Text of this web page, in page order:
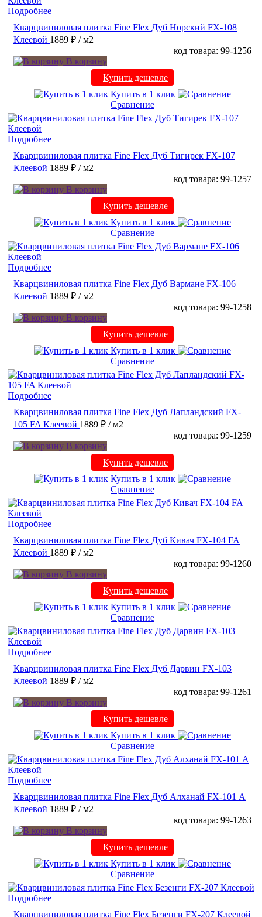
Подробнее
Кварцвиниловая плитка Fine Flex Дуб Норский FX-108
Клеевой 1889 ₽ / м2
код товара: 99-1256
В корзину
Купить дешевле
Купить в 1 клик
Сравнение
Подробнее
Кварцвиниловая плитка Fine Flex Дуб Тигирек FX-107
Клеевой 1889 ₽ / м2
код товара: 99-1257
В корзину
Купить дешевле
Купить в 1 клик
Сравнение
Подробнее
Кварцвиниловая плитка Fine Flex Дуб Вармане FX-106
Клеевой 1889 ₽ / м2
код товара: 99-1258
В корзину
Купить дешевле
Купить в 1 клик
Сравнение
Подробнее
Кварцвиниловая плитка Fine Flex Дуб Лапландский FX-
105 FA Клеевой 1889 ₽ / м2
код товара: 99-1259
В корзину
Купить дешевле
Купить в 1 клик
Сравнение
Подробнее
Кварцвиниловая плитка Fine Flex Дуб Кивач FX-104 FA
Клеевой 1889 ₽ / м2
код товара: 99-1260
В корзину
Купить дешевле
Купить в 1 клик
Сравнение
Подробнее
Кварцвиниловая плитка Fine Flex Дуб Дарвин FX-103
Клеевой 1889 ₽ / м2
код товара: 99-1261
В корзину
Купить дешевле
Купить в 1 клик
Сравнение
Подробнее
Кварцвиниловая плитка Fine Flex Дуб Алханай FX-101 А
Клеевой 1889 ₽ / м2
код товара: 99-1263
В корзину
Купить дешевле
Купить в 1 клик
Сравнение
Подробнее
Кварцвиниловая плитка Fine Flex Безенги FX-207 Клеевой